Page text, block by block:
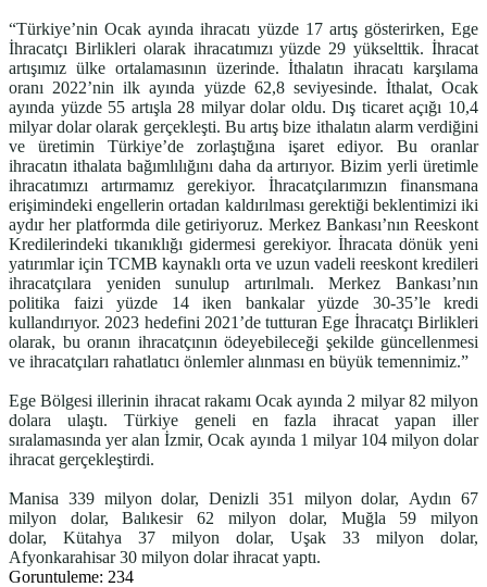
“Türkiye’nin Ocak ayında ihracatı yüzde 17 artış gösterirken, Ege
İhracatçı Birlikleri olarak ihracatımızı yüzde 29 yükselttik. İhracat
artışımız ülke ortalamasının üzerinde. İthalatın ihracatı karşılama
oranı 2022’nin ilk ayında yüzde 62,8 seviyesinde. İthalat, Ocak
ayında yüzde 55 artışla 28 milyar dolar oldu. Dış ticaret açığı 10,4
milyar dolar olarak gerçekleşti. Bu artış bize ithalatın alarm verdiğini
ve üretimin Türkiye’de zorlaştığına işaret ediyor. Bu oranlar
ihracatın ithalata bağımlılığını daha da artırıyor. Bizim yerli üretimle
ihracatımızı artırmamız gerekiyor. İhracatçılarımızın finansmana
erişimindeki engellerin ortadan kaldırılması gerektiği beklentimizi iki
aydır her platformda dile getiriyoruz. Merkez Bankası’nın Reeskont
Kredilerindeki tıkanıklığı gidermesi gerekiyor. İhracata dönük yeni
yatırımlar için TCMB kaynaklı orta ve uzun vadeli reeskont kredileri
ihracatçılara yeniden sunulup artırılmalı. Merkez Bankası’nın
politika faizi yüzde 14 iken bankalar yüzde 30-35’le kredi
kullandırıyor. 2023 hedefini 2021’de tutturan Ege İhracatçı Birlikleri
olarak, bu oranın ihracatçının ödeyebileceği şekilde güncellenmesi
ve ihracatçıları rahatlatıcı önlemler alınması en büyük temennimiz.”
Ege Bölgesi illerinin ihracat rakamı Ocak ayında 2 milyar 82 milyon
dolara ulaştı. Türkiye geneli en fazla ihracat yapan iller
sıralamasında yer alan İzmir, Ocak ayında 1 milyar 104 milyon dolar
ihracat gerçekleştirdi.
Manisa 339 milyon dolar, Denizli 351 milyon dolar,
Aydın 67
milyon dolar,
Balıkesir 62 milyon dolar,
Muğla 59 milyon
dolar,
Kütahya 37 milyon dolar,
Uşak 33 milyon dolar,
Afyonkarahisar 30 milyon dolar ihracat yaptı.
Goruntuleme: 234